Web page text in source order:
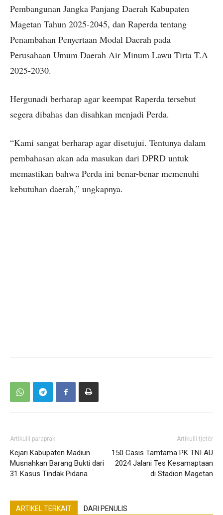
Pembangunan Jangka Panjang Daerah Kabupaten
Magetan Tahun 2025-2045, dan Raperda tentang
Penambahan Penyertaan Modal Daerah pada
Perusahaan Umum Daerah Air Minum Lawu Tirta T.A
2025-2030.
Hergunadi berharap agar keempat Raperda tersebut
segera dibahas dan disahkan menjadi Perda.
“Kami sangat berharap agar disetujui. Tentunya dalam
pembahasan akan ada masukan dari DPRD untuk
memastikan bahwa Perda ini benar-benar memenuhi
kebutuhan daerah,” ungkapnya.
Artikulli paraprak
Kejari Kabupaten Madiun
Musnahkan Barang Bukti dari
31 Kasus Tindak Pidana
Artikulli tjetër
150 Casis Tamtama PK TNI AU
2024 Jalani Tes Kesamaptaan
di Stadion Magetan
ARTIKEL TERKAIT DARI PENULIS